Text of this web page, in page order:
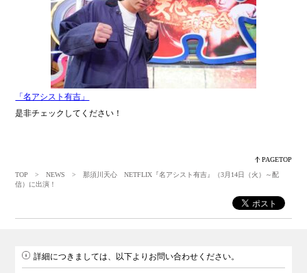
「名アシスト有吉」
是非チェックしてください！
PAGETOP
TOP
>NEWS
> 那須川天心 NETFLIX『名アシスト有吉』（3月14日（火）～配
信）に出演！
詳細につきましては、以下よりお問い合わせください。